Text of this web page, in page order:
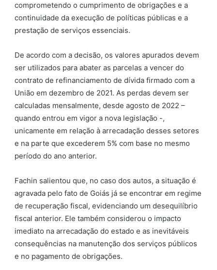
comprometendo o cumprimento de obrigações e a
continuidade da execução de políticas públicas e a
prestação de serviços essenciais.
De acordo com a decisão, os valores apurados devem
ser utilizados para abater as parcelas a vencer do
contrato de refinanciamento de dívida firmado com a
União em dezembro de 2021. As perdas devem ser
calculadas mensalmente, desde agosto de 2022 –
quando entrou em vigor a nova legislação -,
unicamente em relação à arrecadação desses setores
e na parte que excederem 5% com base no mesmo
período do ano anterior.
Fachin salientou que, no caso dos autos, a situação é
agravada pelo fato de Goiás já se encontrar em regime
de recuperação fiscal, evidenciando um desequilíbrio
fiscal anterior. Ele também considerou o impacto
imediato na arrecadação do estado e as inevitáveis
consequências na manutenção dos serviços públicos
e no pagamento de obrigações.